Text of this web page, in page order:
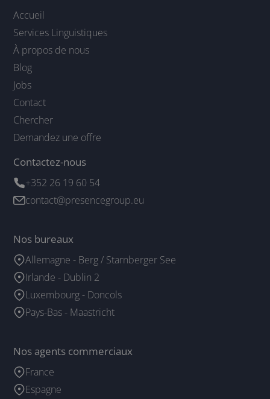
Accueil
Services Linguistiques
À propos de nous
Blog
Jobs
Contact
Chercher
Demandez une offre
Contactez-nous
+352 26 19 60 54
contact@presencegroup.eu
Nos bureaux
Allemagne - Berg / Starnberger See
Irlande - Dublin 2
Luxembourg - Doncols
Pays-Bas - Maastricht
Nos agents commerciaux
France
Espagne